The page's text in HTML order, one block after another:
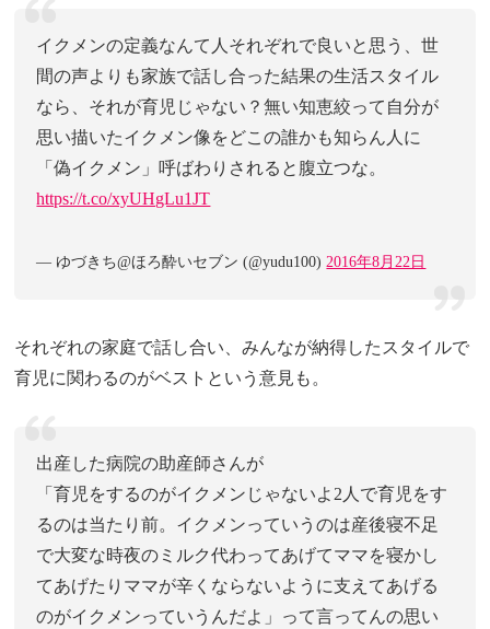
イクメンの定義なんて人それぞれで良いと思う、世
間の声よりも家族で話し合った結果の生活スタイル
なら、それが育児じゃない？無い知恵絞って自分が
思い描いたイクメン像をどこの誰かも知らん人に
「偽イクメン」呼ばわりされると腹立つな。
https://t.co/xyUHgLu1JT
— ゆづきち@ほろ酔いセブン (@yudu100)2016年8月22日
それぞれの家庭で話し合い、みんなが納得したスタイルで
育児に関わるのがベストという意見も。
出産した病院の助産師さんが
「育児をするのがイクメンじゃないよ2人で育児をす
るのは当たり前。イクメンっていうのは産後寝不足
で大変な時夜のミルク代わってあげてママを寝かし
てあげたりママが辛くならないように支えてあげる
のがイクメンっていうんだよ」って言ってんの思い